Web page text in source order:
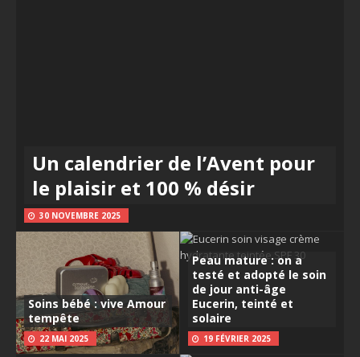
Un calendrier de l’Avent pour
le plaisir et 100 % désir
30 NOVEMBRE 2025
Soins bébé : vive Amour
tempête
22 MAI 2025
Peau mature : on a
testé et adopté le soin
de jour anti-âge
Eucerin, teinté et
solaire
19 FÉVRIER 2025